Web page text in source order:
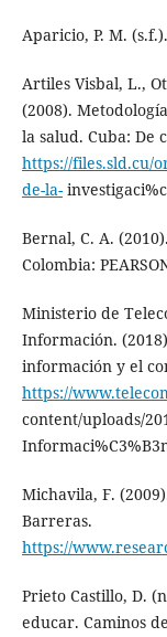
Aparicio, P. M.
Artiles Visbal, L.,
(2008).
la salud. Cuba: De
https://files.sld.cu/
de-la-
Bernal, C. A.
Colombia:
Ministerio de
Información.
información y el
https://
content/uploads/
Michavila, F.
Barreras.
https://
Prieto Castillo, D.
educar. Caminos